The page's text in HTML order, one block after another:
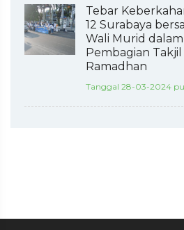
Tebar
12 Surabaya
Wali Murid
Pembagian
Ramadhan
Tanggal 28-03-2024